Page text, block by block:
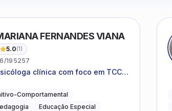
FERNANDES VIANA
5.0(1)
195257
clínica com foco em TCC,
do
neurodesenvolvimento.
Comportamental
Educação Especial